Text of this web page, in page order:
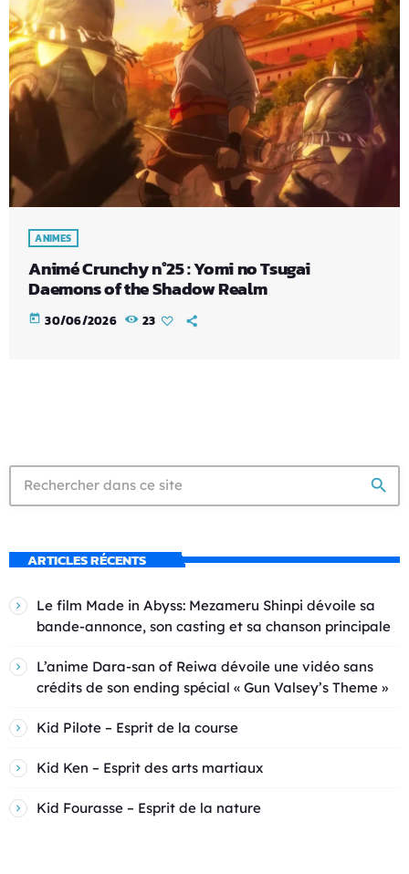
ANIMES
Animé Crunchy n°25 : Yomi no Tsugai
Daemons of the Shadow Realm
today 30/06/2026 23
search
ARTICLES RÉCENTS
Le film Made in Abyss: Mezameru Shinpi dévoile sa
bande-annonce, son casting et sa chanson principale
L’anime Dara-san of Reiwa dévoile une vidéo sans
crédits de son ending spécial « Gun Valsey’s Theme »
Kid Pilote – Esprit de la course
Kid Ken – Esprit des arts martiaux
Kid Fourasse – Esprit de la nature